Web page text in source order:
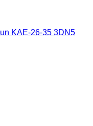
KAE-26-35 3DN5